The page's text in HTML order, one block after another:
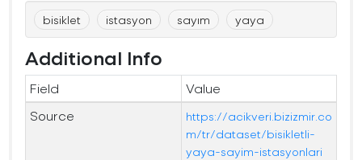
bisiklet istasyon sayım yaya
Additional Info
Field
Value
Source
https://acikveri.bizizmir.co
m/tr/dataset/bisikletli-
yaya-sayim-istasyonlari